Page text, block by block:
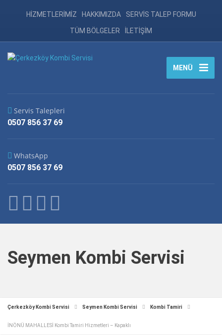
HİZMETLERİMİZ HAKKIMIZDA SERVİS TALEP FORMU
TÜM BÖLGELER İLETİŞİM
MENÜ
Servis Talepleri
0507 856 37 69
WhatsApp
0507 856 37 69
Seymen Kombi Servisi
Çerkezköy Kombi Servisi Seymen Kombi Servisi Kombi Tamiri
İNÖNÜ MAHALLESİ Kombi Tamiri Hizmetleri – Kapaklı